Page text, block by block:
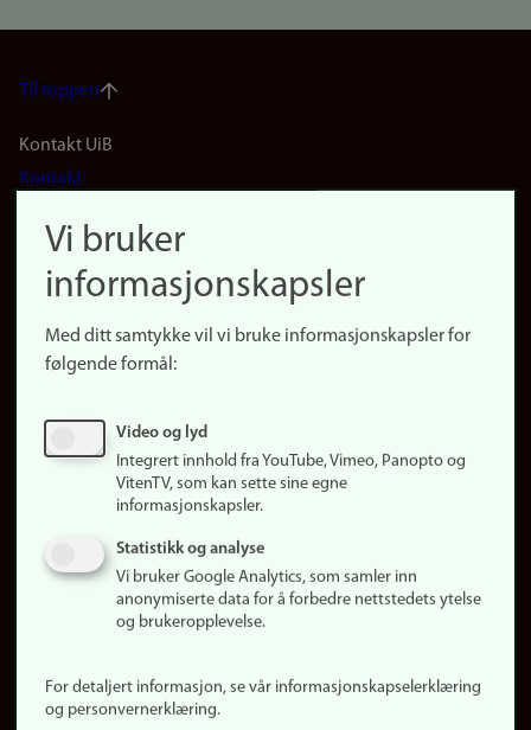
Til toppen
Footer
navigation
(no)
Kontakt UiB
Kontakt
Finn forsker
Presse
Finn studier
Ledige stillinger
Om nettstedet
Informasjonskapsler
Personvern
Vi bruker
informasjonskapsler
Med ditt samtykke vil vi bruke informasjonskapsler for
følgende formål:
Video og lyd
Integrert innhold fra YouTube, Vimeo, Panopto og
VitenTV, som kan sette sine egne
informasjonskapsler.
Statistikk og analyse
Vi bruker Google Analytics, som samler inn
anonymiserte data for å forbedre nettstedets ytelse
og brukeropplevelse.
For detaljert informasjon, se vår informasjonskapselerklæring
og personvernerklæring.